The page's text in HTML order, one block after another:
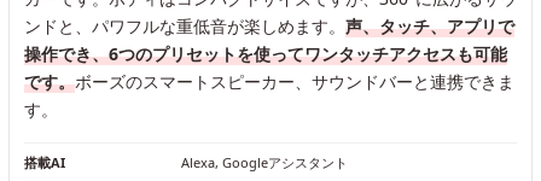
ンドと、パワフルな重低音が楽しめます。 声、タッチ、アプリで
操作でき、6つのプリセットを使ってワンタッチアクセスも可能
です。ボーズのスマートスピーカー、サウンドバーと連携できま
す。
搭載AI Alexa, Googleアシスタント